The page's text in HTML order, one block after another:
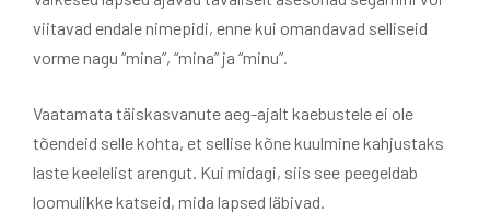
viitavad endale nimepidi, enne kui omandavad selliseid
vorme nagu “mina”, “mina” ja “minu”.
Vaatamata täiskasvanute aeg-ajalt kaebustele ei ole
tõendeid selle kohta, et sellise kõne kuulmine kahjustaks
laste keelelist arengut. Kui midagi, siis see peegeldab
loomulikke katseid, mida lapsed läbivad.